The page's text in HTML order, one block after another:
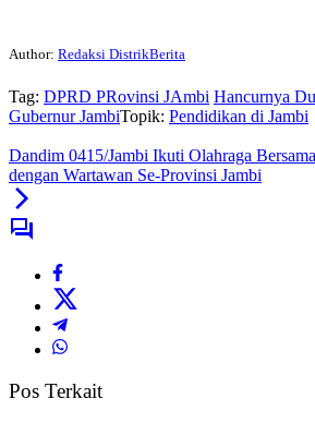
Author: Redaksi DistrikBerita
Tag: DPRD PRovinsi JAmbi Hancurnya
Gubernur JambiTopik: Pendidikan di Jambi
Dandim 0415/Jambi Ikuti Olahraga
dengan Wartawan Se-Provinsi Jambi
Pos Terkait